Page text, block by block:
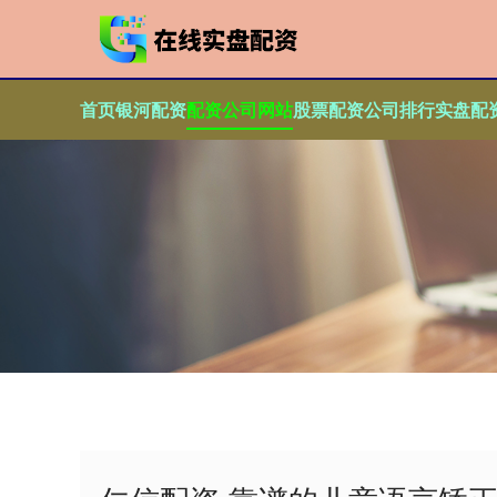
首页银河配资配资公司网站股票配资公司排行实盘配